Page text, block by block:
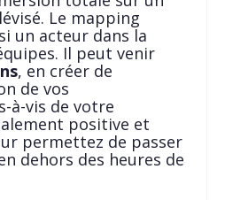
Le mapping
un acteur dans la
Il peut venir
, en créer de
de vos
à-vis de votre
positive et
permettez de passer
dehors des heures de